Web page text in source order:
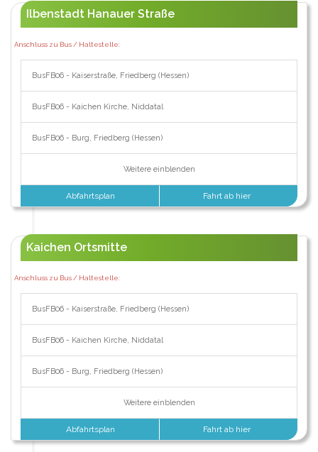
Ilbenstadt Hanauer Straße
Anschluss zu Bus / Haltestelle:
BusFB06 - Kaiserstraße, Friedberg (Hessen)
BusFB06 - Kaichen Kirche, Niddatal
BusFB06 - Burg, Friedberg (Hessen)
Weitere einblenden
Abfahrtsplan Fahrt ab hier
Kaichen Ortsmitte
Anschluss zu Bus / Haltestelle:
BusFB06 - Kaiserstraße, Friedberg (Hessen)
BusFB06 - Kaichen Kirche, Niddatal
BusFB06 - Burg, Friedberg (Hessen)
Weitere einblenden
Abfahrtsplan Fahrt ab hier